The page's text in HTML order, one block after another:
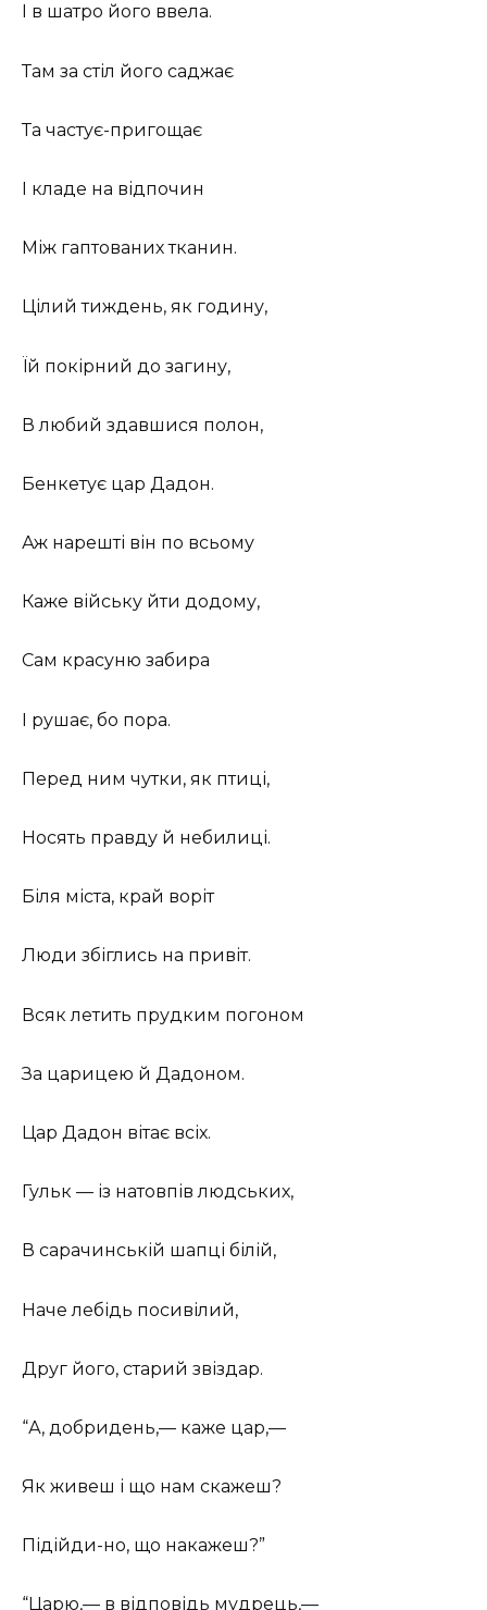
І в шатро його ввела.
Там за стіл його саджає
Та частує-пригощає
І кладе на відпочин
Між гаптованих тканин.
Цілий тиждень, як годину,
Їй покірний до загину,
В любий здавшися полон,
Бенкетує цар Дадон.
Аж нарешті він по всьому
Каже війську йти додому,
Сам красуню забира
І рушає, бо пора.
Перед ним чутки, як птиці,
Носять правду й небилиці.
Біля міста, край воріт
Люди збіглись на привіт.
Всяк летить прудким погоном
За царицею й Дадоном.
Цар Дадон вітає всіх.
Гульк — із натовпів людських,
В сарачинській шапці білій,
Наче лебідь посивілий,
Друг його, старий звіздар.
“А, добридень,— каже цар,—
Як живеш і що нам скажеш?
Підійди-но, що накажеш?”
“Царю,— в відповідь мудрець,—